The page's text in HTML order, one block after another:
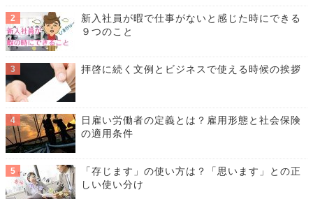
新入社員が暇で仕事がないと感じた時にできる
９つのこと
拝啓に続く文例とビジネスで使える時候の挨拶
日雇い労働者の定義とは？雇用形態と社会保険
の適用条件
「存じます」の使い方は？「思います」との正
しい使い分け